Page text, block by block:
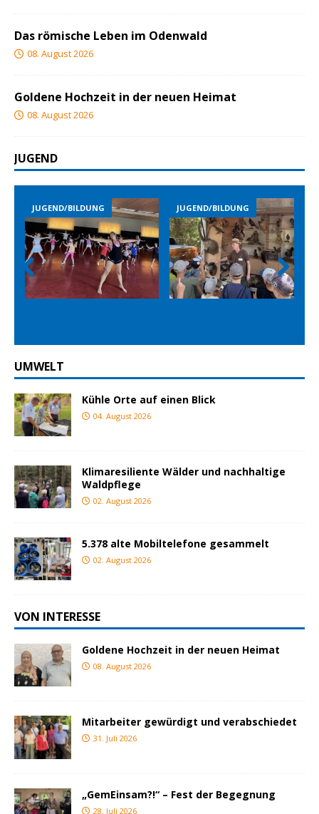
Das römische Leben im Odenwald
08. August 2026
Goldene Hochzeit in der neuen Heimat
08. August 2026
JUGEND
JUGEND/BILDUNG JUGEND/BILDUNG
Prev
ious
Nex
t
UMWELT
Kühle Orte auf einen Blick
04. August 2026
Klimaresiliente Wälder und nachhaltige
Waldpflege
02. August 2026
5.378 alte Mobiltelefone gesammelt
02. August 2026
VON INTERESSE
Goldene Hochzeit in der neuen Heimat
08. August 2026
Mitarbeiter gewürdigt und verabschiedet
31. Juli 2026
„GemEinsam?!“ – Fest der Begegnung
28. Juli 2026